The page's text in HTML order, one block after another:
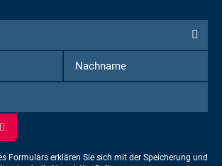
Vorname
Nachname
Formulars erklären Sie sich mit der Speicherung und